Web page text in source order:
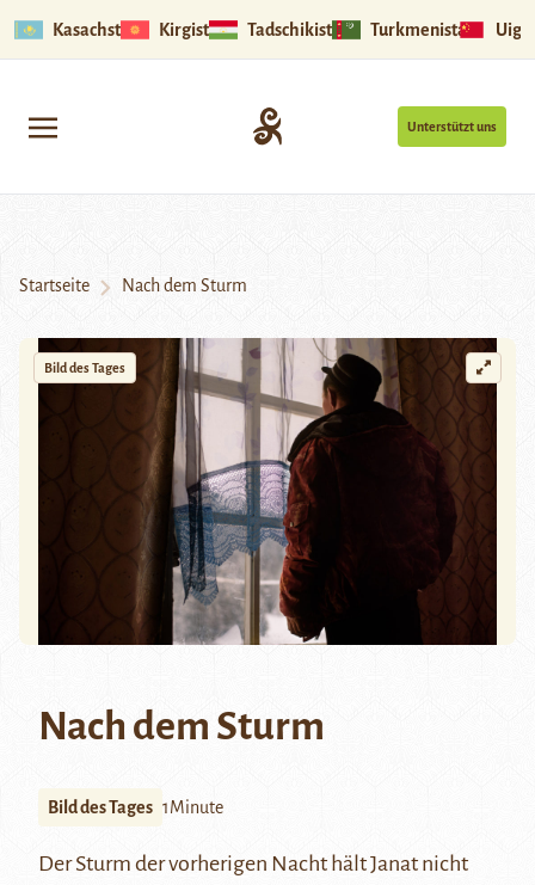
Kasachstan Kirgistan Tadschikistan Turkmenistan
Unterstützt uns
Startseite Nach dem Sturm
Bild des Tages
Nach dem Sturm
Bild des Tages 1Minute
Der Sturm der vorherigen Nacht hält Janat nicht